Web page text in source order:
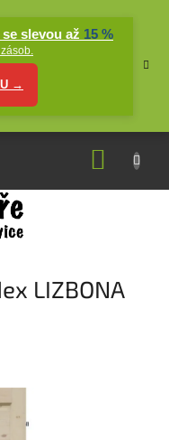
slevou až 15 %
→
LIZBONA